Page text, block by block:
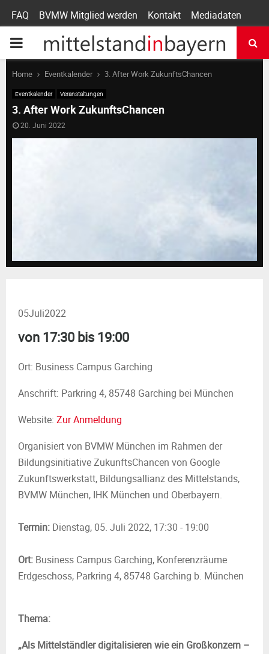
FAQ BVMW Mitglied werden Kontakt Mediadaten
P
R
I
M
M
N
U
Home Eventkalender 3. After Work ZukunftsChancen
Eventkalender Veranstaltungen
3. After Work ZukunftsChancen
20. Juni 2022
05Juli2022
von 17:30 bis 19:00
Ort: Business Campus Garching
Anschrift: Parkring 4, 85748 Garching bei München
Website: Zur Anmeldung
Organisiert von BVMW München im Rahmen der
Bildungsinitiative ZukunftsChancen von Google
Zukunftswerkstatt, Bildungsallianz des Mittelstands,
BVMW München, IHK München und Oberbayern.
Termin: Dienstag, 05. Juli 2022, 17:30 - 19:00
Ort: Business Campus Garching, Konferenzräume
Erdgeschoss, Parkring 4, 85748 Garching b. München
Thema:
„Als Mittelständler digitalisieren wie ein Großkonzern –